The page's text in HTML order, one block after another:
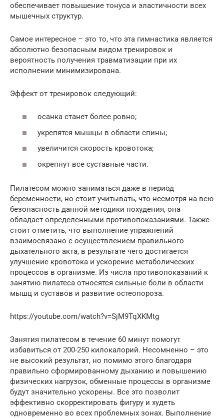
обеспечивает повышение тонуса и эластичности всех
мышечных структур.
Cамое интересное – это то, что эта гимнастика является
абсолютно безопасным видом тренировок и
вероятность получения травматизации при их
исполнении минимизирована.
Эффект от тренировок следующий:
осанка станет более ровно;
укрепятся мышцы в области спины;
увеличится скорость кровотока;
окрепнут все суставные части.
Пилатесом можно заниматься даже в период
беременности, но стоит учитывать, что несмотря на всю
безопасность данной методики похудения, она
обладает определенными противопоказаниями. Также
стоит отметить, что выполнение упражнений
взаимосвязано с осуществлением правильного
дыхательного акта, в результате чего достигается
улучшение кровотока и ускорение метаболических
процессов в организме. Из числа противопоказаний к
занятию пилатеса относятся сильные боли в области
мышц и суставов и развитие остеопороза.
https://youtube.com/watch?v=SjM9TqXKMtg
Занятия пилатесом в течение 60 минут помогут
избавиться от 200-250 килокалорий. Несомненно – это
не высокий результат, но помимо этого благодаря
правильно сформированному дыханию и повышению
физических нагрузок, обменные процессы в организме
будут значительно ускорены. Все это позволит
эффективно скорректировать фигуру и худеть
одновременно во всех проблемных зонах. Выполнение